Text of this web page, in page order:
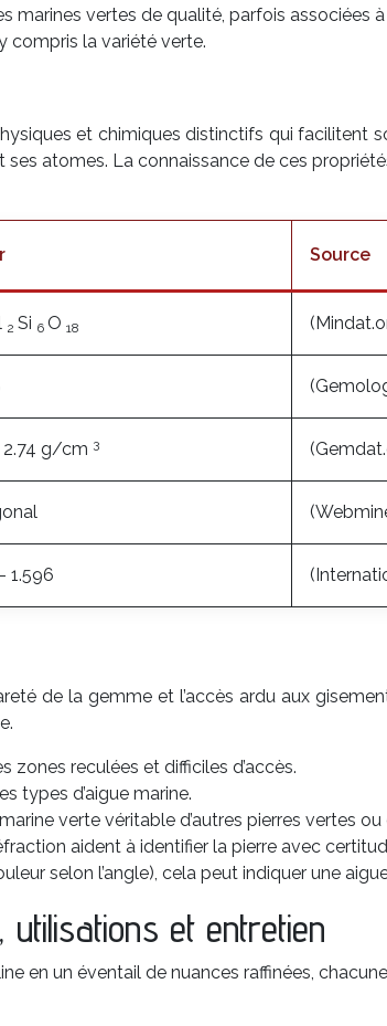
marines vertes de qualité, parfois associées
compris la variété verte.
et chimiques distinctifs qui facilitent
atomes. La connaissance de ces
Source
2 Si 6 O 18
2.74 g/cm 3
1.596
de la gemme et l’accès ardu aux
reculées et difficiles d’accès.
types d’aigue marine.
verte véritable d’autres pierres vertes
aident à identifier la pierre avec
selon l’angle), cela peut indiquer une
utilisations et entretien
en un éventail de nuances raffinées,